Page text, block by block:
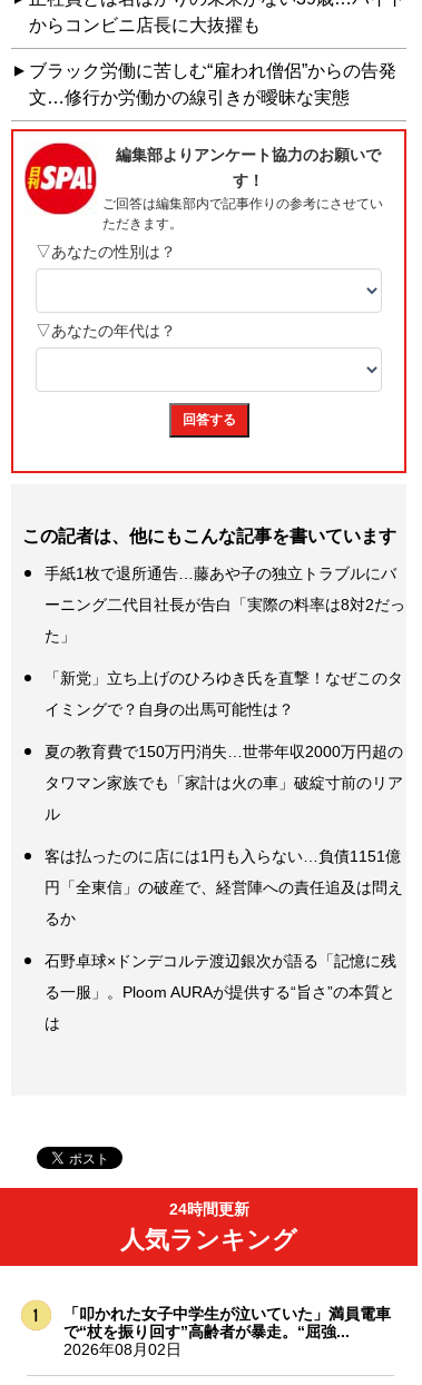
からコンビニ店長に大抜擢も
ブラック労働に苦しむ“雇われ僧侶”からの告発
文…修行か労働かの線引きが曖昧な実態
この記者は、他にもこんな記事を書いています
手紙1枚で退所通告…藤あや子の独立トラブルにバ
ーニング二代目社長が告白「実際の料率は8対2だっ
た」
「新党」立ち上げのひろゆき氏を直撃！なぜこのタ
イミングで？自身の出馬可能性は？
夏の教育費で150万円消失…世帯年収2000万円超の
タワマン家族でも「家計は火の車」破綻寸前のリア
ル
客は払ったのに店には1円も入らない…負債1151億
円「全東信」の破産で、経営陣への責任追及は問え
るか
石野卓球×ドンデコルテ渡辺銀次が語る「記憶に残
る一服」。Ploom AURAが提供する“旨さ”の本質と
は
24時間更新
人気ランキング
「叩かれた女子中学生が泣いていた」満員電車
で“杖を振り回す”高齢者が暴走。“屈強...
2026年08月02日